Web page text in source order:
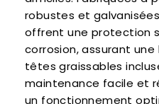
robustes et
offrent une protection
corrosion, assurant une
têtes graissables
maintenance facile et
un fonctionnement